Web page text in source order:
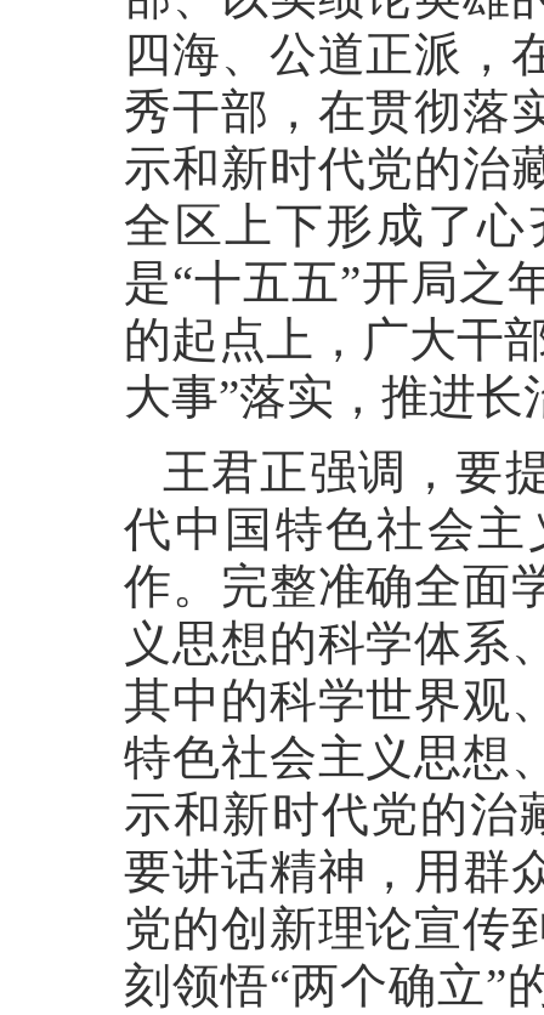
四海、公道正派，
秀干部，在贯彻落
示和新时代党的治
全区上下形成了
是“十五五”开局之
的起点上，广大干
大事”落实，推进
王君正强调，要
代中国特色社会
作。完整准确全面
义思想的科学体系
其中的科学世界观
特色社会主义思想
示和新时代党的治
要讲话精神，用群
党的创新理论宣传
刻领悟“两个确立”